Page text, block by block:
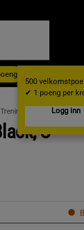
500
✔ 1 poeng per
Logg inn
Treningsshorts
S